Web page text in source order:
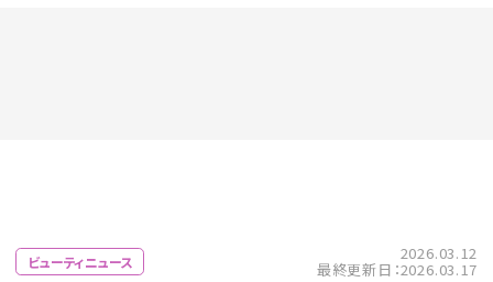
ビューティニュース 2026.03.12
最終更新日：2026.03.17